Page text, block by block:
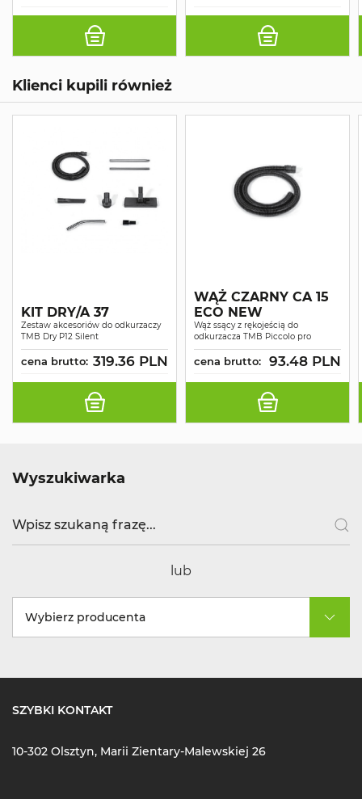
Klienci kupili również
KIT DRY/A 37
Zestaw akcesoriów do odkurzaczy
TMB Dry P12 Silent
cena brutto: 319.36 PLN
WĄŻ CZARNY CA 15
ECO NEW
Wąż ssący z rękojeścią do
odkurzacza TMB Piccolo pro
cena brutto: 93.48 PLN
Wyszukiwarka
lub
Wybierz producenta
SZYBKI KONTAKT
10-302 Olsztyn, Marii Zientary-Malewskiej 26